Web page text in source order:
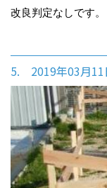
改良判定なしです。
5. 2019年03月11